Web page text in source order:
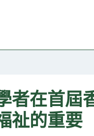
者在首屆
祉的重要